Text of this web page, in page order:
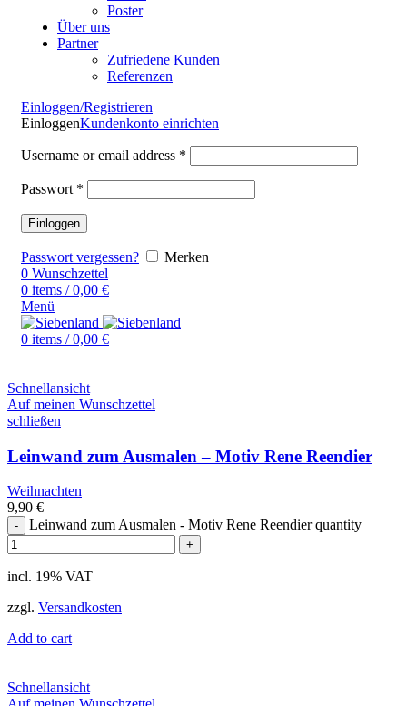
Poster
Über uns
Partner
Zufriedene Kunden
Referenzen
Einloggen/Registrieren
EinloggenKundenkonto einrichten
Username or email address *
Passwort *
Einloggen
Passwort vergessen?
Merken
0 Wunschzettel
0 items / 0,00 €
Menü
0 items / 0,00 €
Schnellansicht
Auf meinen Wunschzettel
schließen
Leinwand zum Ausmalen – Motiv Rene Reendier
Weihnachten
9,90 €
Leinwand zum Ausmalen - Motiv Rene Reendier quantity
incl. 19% VAT
zzgl. Versandkosten
Add to cart
Schnellansicht